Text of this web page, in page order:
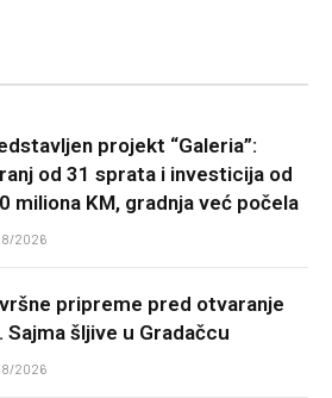
projekt “Galeria”:
od 31 sprata i investicija od
miliona KM, gradnja već počela
2026
pripreme pred otvaranje
Sajma šljive u Gradačcu
2026